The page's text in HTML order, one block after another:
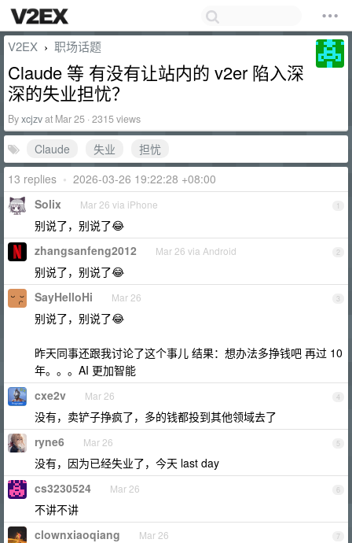
V2EX › 职场话题
Claude 等 有没有让站内的 v2er 陷入深
深的失业担忧？
Byxcjzvat Mar 25 · 2315 views
Claude 失业
担忧
13 replies • 2026-03-26 19:22:28 +08:00
1
Solix Mar 26 via iPhone
别说了，别说了😂
2
zhangsanfeng2012 Mar 26 via Android
别说了，别说了😂
3
SayHelloHi Mar 26
别说了，别说了😂
昨天同事还跟我讨论了这个事儿 结果：想办法多挣钱吧 再过 10
年。。。AI 更加智能
4
cxe2v Mar 26
没有，卖铲子挣疯了，多的钱都投到其他领域去了
5
ryne6 Mar 26
没有，因为已经失业了，今天 last day
6
cs3230524 Mar 26
不讲不讲
7
clownxiaoqiang Mar 26